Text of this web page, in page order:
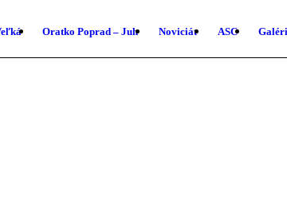
Oratko Poprad – Juh Noviciát ASC